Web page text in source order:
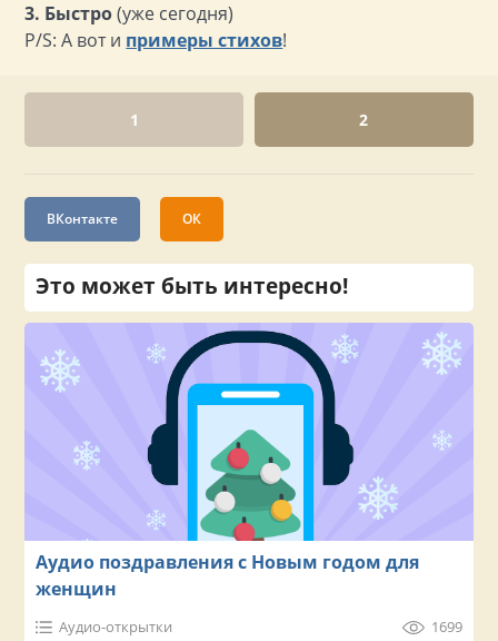
3. Быстро(уже сегодня)
P/S: А вот и примеры стихов!
1 2
ВКонтакте ОК
Это может быть интересно!
Аудио поздравления с Новым годом для
женщин
Аудио-открытки 1699